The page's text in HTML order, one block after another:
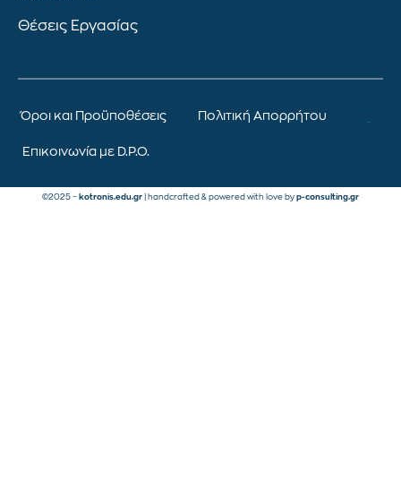
Θέσεις Εργασίας
Όροι και Προϋποθέσεις Πολιτική Απορρήτου
Επικοινωνία με D.P.O.
©2025 – kotronis.edu.gr | handcrafted & powered with love by p-consulting.gr